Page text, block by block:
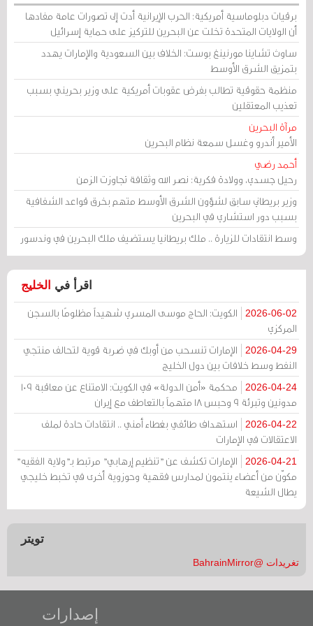
برقيات دبلوماسية أمريكية: الحرب الإيرانية أدت إلى تصورات عامة مفادها
أن الولايات المتحدة تخلت عن البحرين للتركيز على حماية إسرائيل
ساوث تشاينا مورنينغ بوست: الخلاف بين السعودية والإمارات يهدد
بتمزيق الشرق الأوسط
منظمة حقوقية تطالب بفرض عقوبات أمريكية على وزير بحريني بسبب
تعذيب المعتقلين
مرآة البحرين
الأمير أندرو وغسل سمعة نظام البحرين
أحمد رضي
رحيل جسدي، وولادة فكرية: نصر الله وثقافة تجاوزت الزمن
وزير بريطاني سابق لشؤون الشرق الأوسط متهم بخرق قواعد الشفافية
بسبب دور استشاري في البحرين
وسط انتقادات للزيارة .. ملك بريطانيا يستضيف ملك البحرين في وندسور
اقرأ في الخليج
2026-06-02
الكويت: الحاج موسى المسري شهيداً مظلومًا بالسجن
المركزي
2026-04-29
الإمارات تنسحب من أوبك في ضربة قوية لتحالف منتجي
النفط وسط خلافات بين دول الخليج
2026-04-24
محكمة «أمن الدولة» في الكويت: الامتناع عن معاقبة 109
مدونين وتبرئة 9 وحبس 18 متهماً بالتعاطف مع إيران
2026-04-22
استهداف طائفي بغطاء أمني .. انتقادات حادة لملف
الاعتقالات في الإمارات
2026-04-21
الإمارات تكشف عن "تنظيم إرهابي" مرتبط بـ"ولاية الفقيه"
مكوّن من أعضاء ينتمون لمدارس فقهية وحوزوية أخرى في تخبط خليجي
يطال الشيعة
تويتر
تغريدات @BahrainMirror
إصدارات